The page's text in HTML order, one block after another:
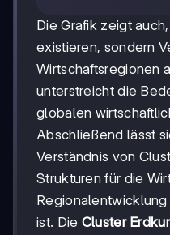
Die Grafik zeigt
existieren, sondern
Wirtschaftsregionen
unterstreicht die
globalen
Abschließend lässt
Verständnis von
Strukturen für die
ist. Die Cluster